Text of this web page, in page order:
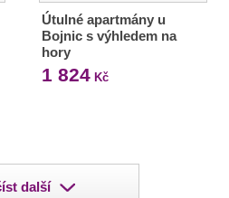
Útulné apartmány u
Bojnic s výhledem na
hory
1 824Kč
další